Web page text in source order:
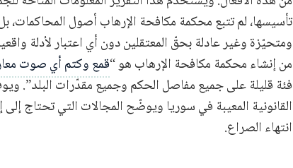
تأسيسها، لم تتبع محكمة مكافحة الإرهاب أصول
ومتحيّزة وغير عادلة بحقّ المعتقلين دون أي اعتبار لأدلة
من إنشاء محكمة مكافحة الإرهاب هو “قمع وكتم أي صوت
فئة قليلة على جميع مفاصل الحكم وجميع مقدّرات البلد”.
القانونية المعيبة في سوريا ويوضّح المجالات التي تحتاج
انتهاء الصراع.